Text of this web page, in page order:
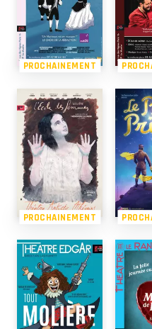
PROCHAINEMENT
PROCHAINEMENT